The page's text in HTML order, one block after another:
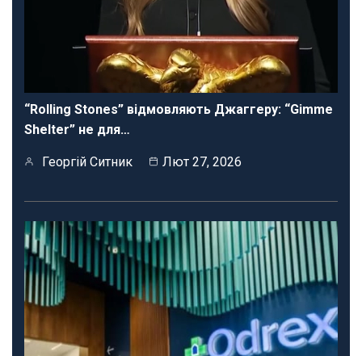
“Rolling Stones” відмовляють Джаггеру: “Gimme
Shelter” не для…
Георгій Ситник Лют 27, 2026